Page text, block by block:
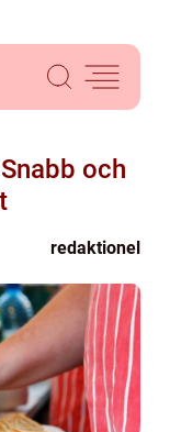
och
redaktionel